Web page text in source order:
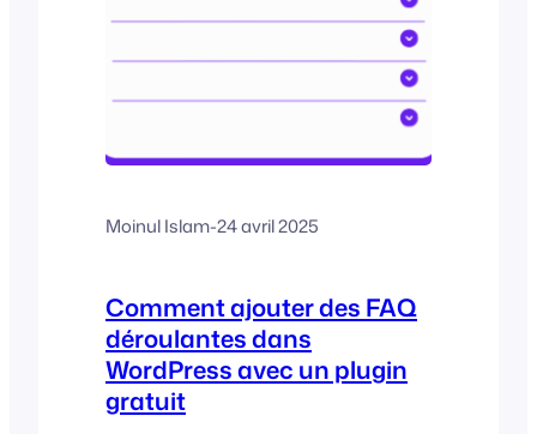
Moinul Islam-24 avril 2025
Comment ajouter des FAQ
déroulantes dans
WordPress avec un plugin
gratuit